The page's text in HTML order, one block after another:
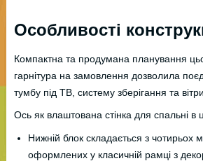
Особливості
Компактна та продумана планування
гарнітура на замовлення дозволила
тумбу під ТВ, систему зберігання та
Ось як влаштована стінка для спальні в
Нижній блок складається з чотирьох
оформлених у класичній рамці з